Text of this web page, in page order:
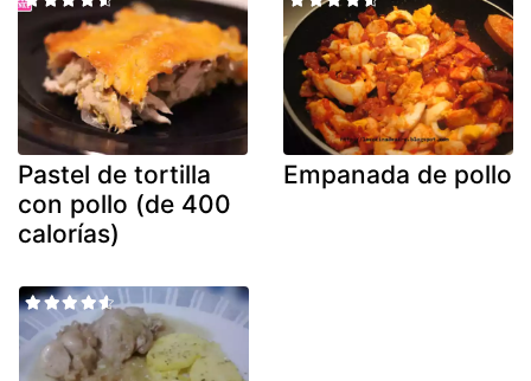
Pastel de tortilla
con pollo (de 400
calorías)
Empanada de pollo